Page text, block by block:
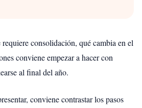
consolidación, qué cambia en el
conviene empezar a hacer con
al final del año.
conviene contrastar los pasos